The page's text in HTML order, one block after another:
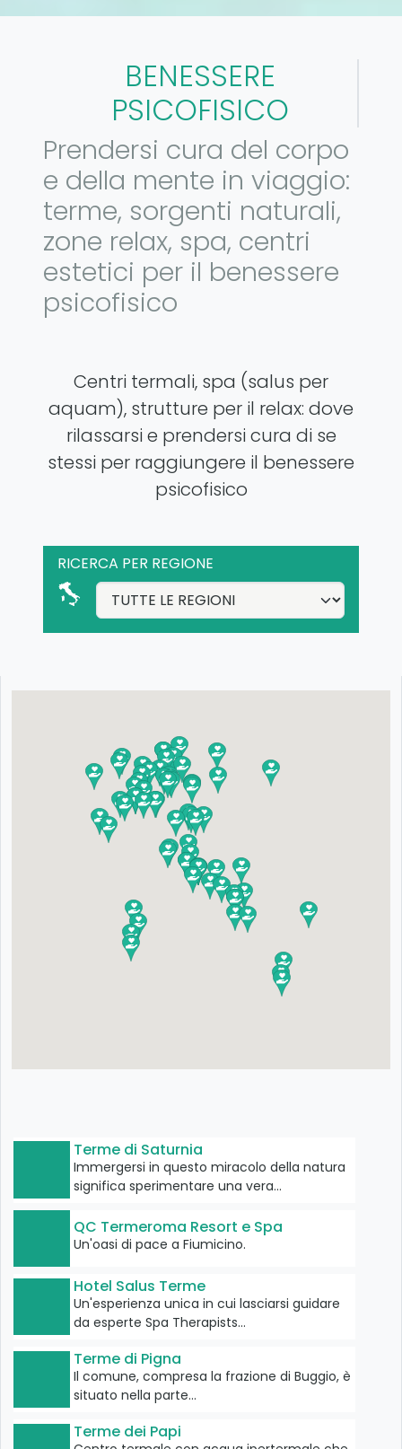
BENESSERE
PSICOFISICO
Prendersi cura del corpo
e della mente in viaggio:
terme, sorgenti naturali,
zone relax, spa, centri
estetici per il benessere
psicofisico
Centri termali, spa (salus per
aquam), strutture per il relax: dove
rilassarsi e prendersi cura di se
stessi per raggiungere il benessere
psicofisico
RICERCA PER REGIONE
Terme di Saturnia
Immergersi in questo miracolo della natura
significa sperimentare una vera…
QC Termeroma Resort e Spa
Un'oasi di pace a Fiumicino.
Hotel Salus Terme
Un'esperienza unica in cui lasciarsi guidare
da esperte Spa Therapists…
Terme di Pigna
Il comune, compresa la frazione di Buggio, è
situato nella parte…
Terme dei Papi